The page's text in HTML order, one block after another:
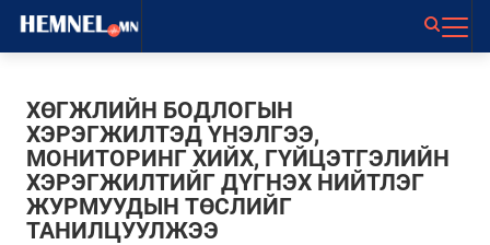
ХӨГЖЛИЙН БОДЛОГЫН
ХЭРЭГЖИЛТЭД ҮНЭЛГЭЭ,
МОНИТОРИНГ ХИЙХ, ГҮЙЦЭТГЭЛИЙН
ХЭРЭГЖИЛТИЙГ ДҮГНЭХ НИЙТЛЭГ
ЖУРМУУДЫН ТӨСЛИЙГ
ТАНИЛЦУУЛЖЭЭ